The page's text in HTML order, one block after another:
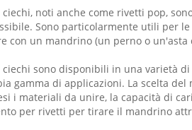
noti anche come rivetti pop,
Sono particolarmente utili per
con un mandrino (un perno o
sono disponibili in una varietà
gamma di applicazioni. La scelta
i materiali da unire, la capacità di
per rivetti per tirare il mandrino